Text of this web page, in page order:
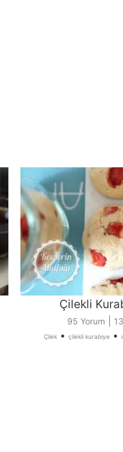
Çilekli
95 Yorum
Çilek • çilekli kurabiye •